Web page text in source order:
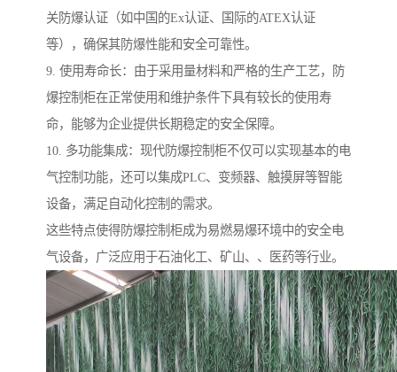
关防爆认证（如中国的Ex认证、国际的ATEX认证
等），确保其防爆性能和安全可靠性。
9. 使用寿命长：由于采用量材料和严格的生产工艺，防
爆控制柜在正常使用和维护条件下具有较长的使用寿
命，能够为企业提供长期稳定的安全保障。
10. 多功能集成：现代防爆控制柜不仅可以实现基本的电
气控制功能，还可以集成PLC、变频器、触摸屏等智能
设备，满足自动化控制的需求。
这些特点使得防爆控制柜成为易燃易爆环境中的安全电
气设备，广泛应用于石油化工、矿山、、医药等行业。